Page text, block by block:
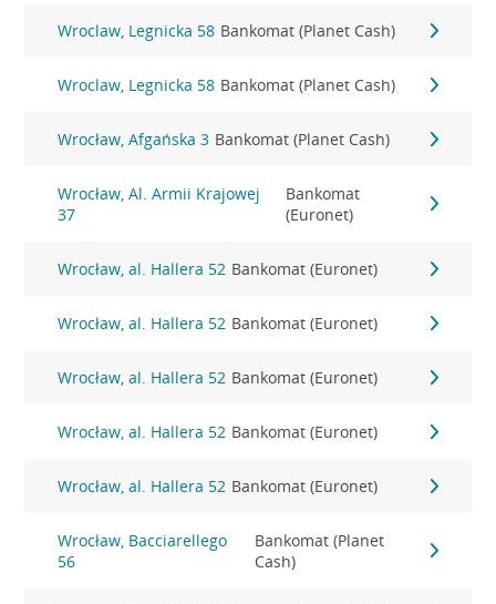
Wroclaw, Legnicka 58 Bankomat (Planet Cash)
Wroclaw, Legnicka 58 Bankomat (Planet Cash)
Wrocław, Afgańska 3 Bankomat (Planet Cash)
Wrocław, Al. Armii Krajowej
37
Bankomat
(Euronet)
Wrocław, al. Hallera 52 Bankomat (Euronet)
Wrocław, al. Hallera 52 Bankomat (Euronet)
Wrocław, al. Hallera 52 Bankomat (Euronet)
Wrocław, al. Hallera 52 Bankomat (Euronet)
Wrocław, al. Hallera 52 Bankomat (Euronet)
Wrocław, Bacciarellego
56
Bankomat (Planet
Cash)